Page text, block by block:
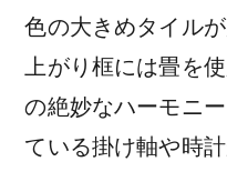
色の大きめタイル
上がり框には畳を
の絶妙なハーモニ
ている掛け軸や時